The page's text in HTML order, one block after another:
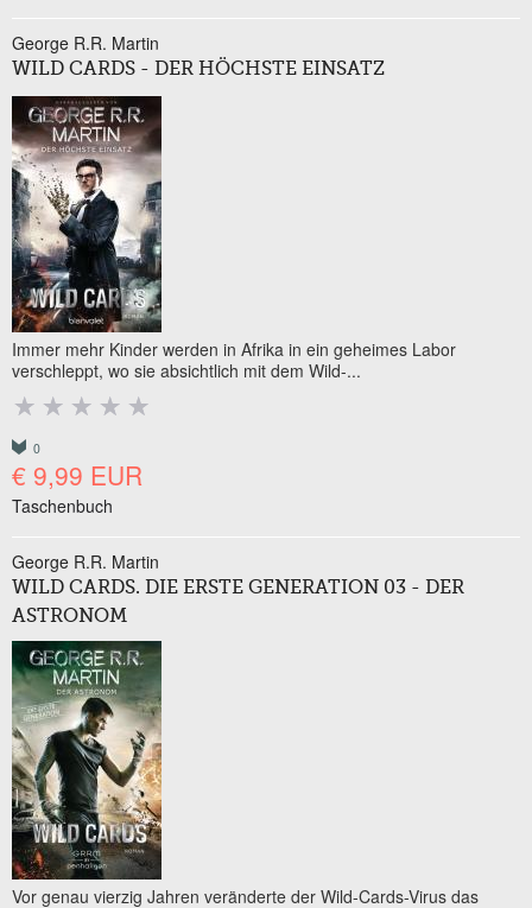
George R.R. Martin
WILD CARDS - DER HÖCHSTE EINSATZ
Immer mehr Kinder werden in Afrika in ein geheimes Labor
verschleppt, wo sie absichtlich mit dem Wild-...
0
€ 9,99 EUR
Taschenbuch
George R.R. Martin
WILD CARDS. DIE ERSTE GENERATION 03 - DER
ASTRONOM
Vor genau vierzig Jahren veränderte der Wild-Cards-Virus das